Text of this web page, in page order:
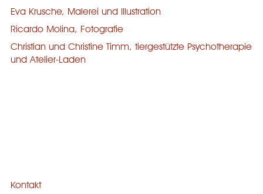
Eva Krusche, Malerei und Illustration
Ricardo Molina, Fotografie
Christian und Christine Timm, tiergestützte Psychotherapie
und Atelier-Laden
Kontakt